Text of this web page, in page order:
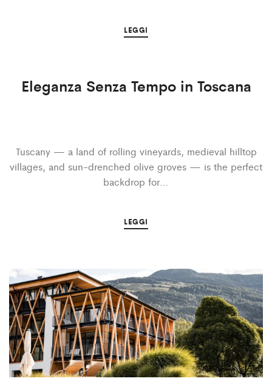
LEGGI
Eleganza Senza Tempo in Toscana
Tuscany — a land of rolling vineyards, medieval hilltop
villages, and sun-drenched olive groves — is the perfect
backdrop for…
LEGGI